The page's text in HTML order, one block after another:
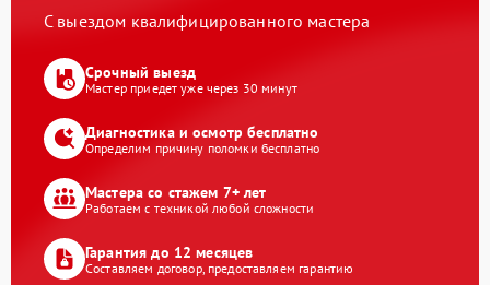
С выездом квалифицированного мастера
Срочный выезд
Мастер приедет уже через 30 минут
Диагностика и осмотр бесплатно
Определим причину поломки бесплатно
Мастера со стажем 7+ лет
Работаем с техникой любой сложности
Гарантия до 12 месяцев
Составляем договор, предоставляем гарантию